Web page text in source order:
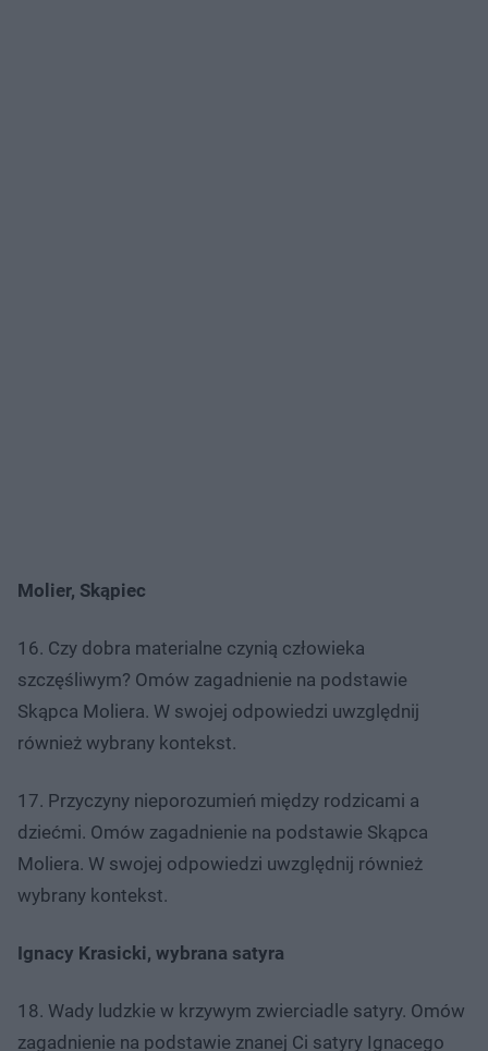
Molier, Skąpiec
16. Czy dobra materialne czynią człowieka
szczęśliwym? Omów zagadnienie na podstawie
Skąpca Moliera. W swojej odpowiedzi uwzględnij
również wybrany kontekst.
17. Przyczyny nieporozumień między rodzicami a
dziećmi. Omów zagadnienie na podstawie Skąpca
Moliera. W swojej odpowiedzi uwzględnij również
wybrany kontekst.
Ignacy Krasicki, wybrana satyra
18. Wady ludzkie w krzywym zwierciadle satyry. Omów
zagadnienie na podstawie znanej Ci satyry Ignacego